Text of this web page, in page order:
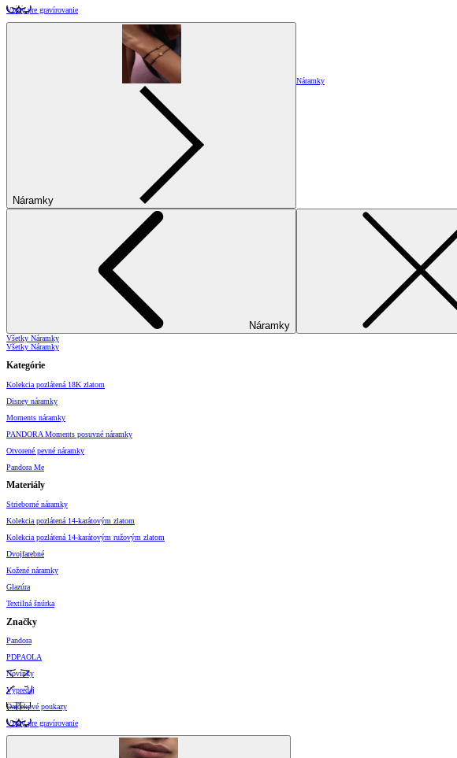
Vzory pre gravírovanie
Náramky
Náramky
Náramky
Všetky Náramky
Všetky Náramky
Kategórie
Kolekcia pozlátená 18K zlatom
Disney náramky
Moments náramky
PANDORA Moments posuvné náramky
Otvorené pevné náramky
Pandora Me
Materiály
Strieborné náramky
Kolekcia pozlátená 14-karátovým zlatom
Kolekcia pozlátená 14-karátovým ružovým zlatom
Dvojfarebné
Kožené náramky
Glazúra
Textilná šnúrka
Značky
Pandora
PDPAOLA
Novinky
Výpredaj
Darčekové poukazy
Vzory pre gravírovanie